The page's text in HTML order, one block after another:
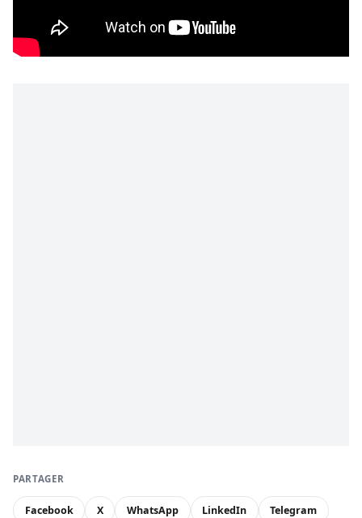
PARTAGER
Facebook X WhatsApp LinkedIn Telegram